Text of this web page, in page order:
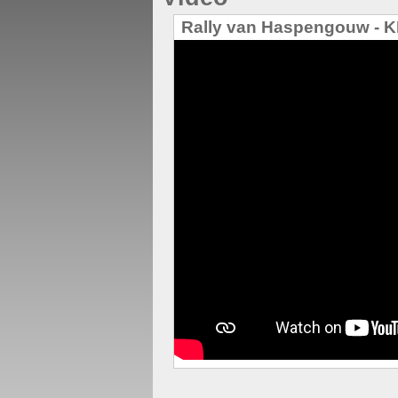
Rally van Haspengouw -